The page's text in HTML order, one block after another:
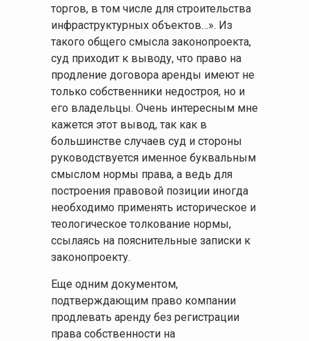
торгов, в том числе для строительства
инфраструктурных объектов…». Из
такого общего смысла законопроекта,
суд приходит к выводу, что право на
продление договора аренды имеют не
только собственники недостроя, но и
его владельцы. Очень интересным мне
кажется этот вывод, так как в
большинстве случаев суд и стороны
руководствуется именное буквальным
смыслом нормы права, а ведь для
построения правовой позиции иногда
необходимо применять историческое и
теологическое толкование нормы,
ссылаясь на пояснительные записки к
законопроекту.
Еще одним документом,
подтверждающим право компании
продлевать аренду без регистрации
права собственности на